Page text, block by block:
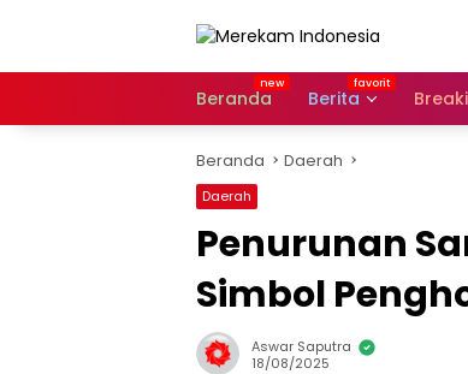
Beranda Berita
Beranda Daerah
Daerah
Penurunan
Simbol
Aswar Saputra
18/08/2025